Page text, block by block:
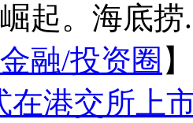
起。海底捞
金融/投资圈 】